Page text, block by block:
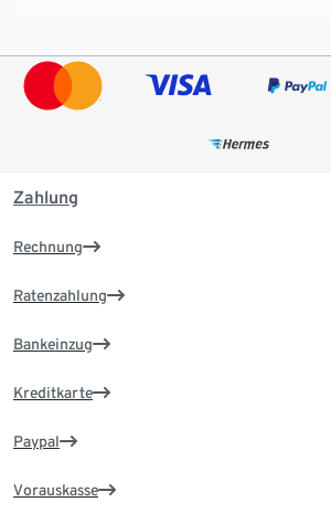
Zahlung
Rechnung
Ratenzahlung
Bankeinzug
Kreditkarte
Paypal
Vorauskasse